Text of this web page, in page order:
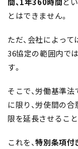
とはできません。
ただ、会社によっ
36協定の範囲内で
す。
そこで、労働基準法
に限り、労使間の
限を延長させるこ
これを、特別条項付